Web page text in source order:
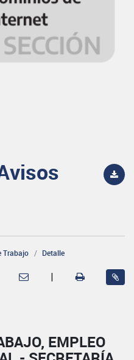
Trabajo Detalle
|
EMPLEO